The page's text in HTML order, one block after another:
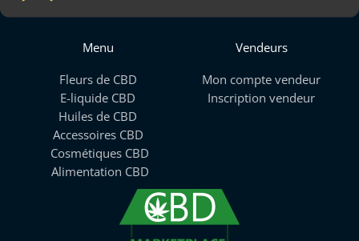
Menu
Fleurs de CBD
E-liquide CBD
Huiles de CBD
Accessoires CBD
Cosmétiques CBD
Alimentation CBD
Vendeurs
Mon compte vendeur
Inscription vendeur